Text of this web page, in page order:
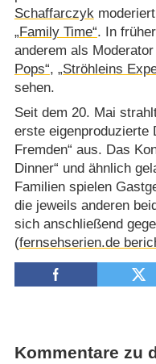
Schaffarczykmoderiert
„Family Time“. In
anderem als
Pops“, „Ströhleins
sehen.
Seit dem 20. Mai
erste eigenproduzierte
Fremden“ aus. Das
Dinner“ und ähnlich
Familien spielen
die jeweils anderen
sich anschließend
(fernsehserien.de
Kommentare zu